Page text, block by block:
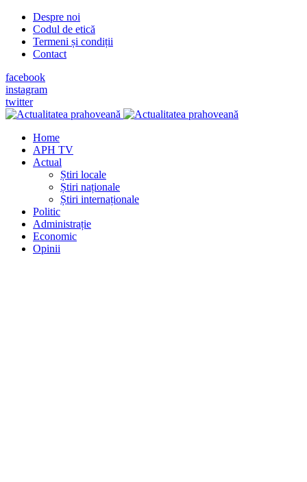
Despre noi
Codul de etică
Termeni și condiții
Contact
facebook
instagram
twitter
Home
APH TV
Actual
Știri locale
Știri naționale
Știri internaționale
Politic
Administrație
Economic
Opinii